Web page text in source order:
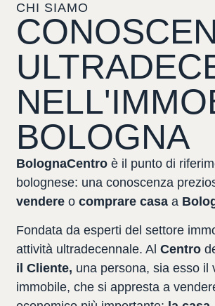
CHI SIAMO
BOLOGNA
BolognaCentro è il punto di
bolognese: una conoscenza
vendere o comprare casa a
Fondata da esperti del settore
attività ultradecennale. Al Centro
il Cliente, una persona, sia esso il
immobile, che si appresta a